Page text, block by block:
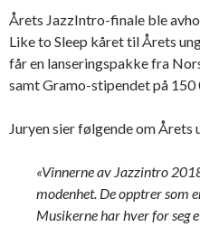
Årets JazzIntro-finale ble
Like to Sleep kåret til Årets
får en lanseringspakke fra
samt Gramo-stipendet på 150
Juryen sier følgende om Årets
«Vinnerne av Jazzintro
modenhet. De opptrer som
Musikerne har hver for seg